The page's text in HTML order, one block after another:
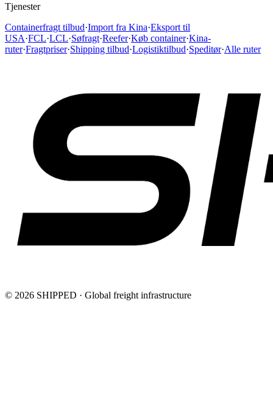
Tjenester
Containerfragt tilbud·Import fra Kina·Eksport til
USA·FCL·LCL·Søfragt·Reefer·Køb container·Kina-
ruter·Fragtpriser·Shipping tilbud·Logistiktilbud·Speditør·Alle ruter
© 2026 SHIPPED · Global freight infrastructure